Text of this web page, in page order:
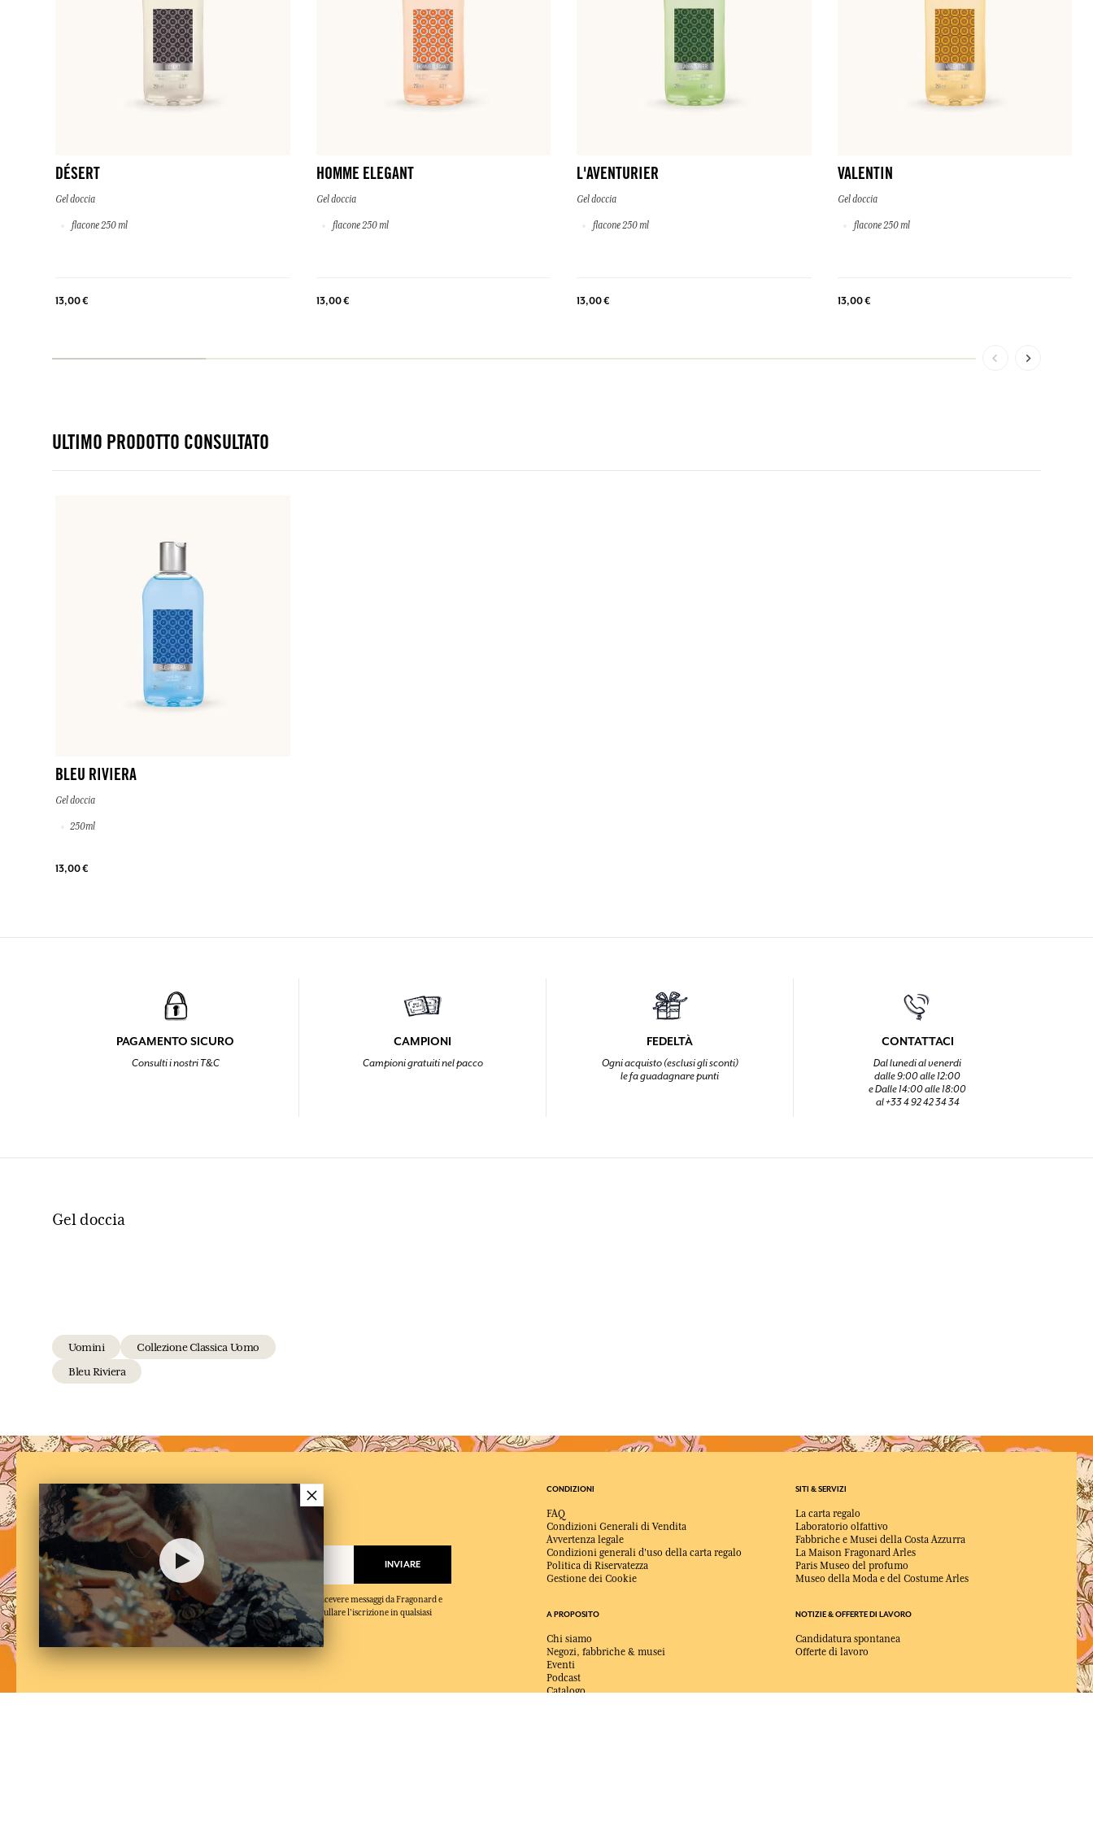
DÉSERT
Gel doccia
flacone 250 ml
13,00 €
HOMME ELEGANT
Gel doccia
flacone 250 ml
13,00 €
L'AVENTURIER
Gel doccia
flacone 250 ml
13,00 €
VALENTIN
Gel doccia
flacone 250 ml
13,00 €
ULTIMO PRODOTTO CONSULTATO
BLEU RIVIERA
Gel doccia
250ml
13,00 €
PAGAMENTO SICURO
Consulti i nostri T&C
CAMPIONI
Campioni gratuiti nel pacco
FEDELTÀ
Ogni acquisto (esclusi gli sconti)
le fa guadagnare punti
CONTATTACI
Dal lunedi al venerdi
dalle 9:00 alle 12:00
e Dalle 14:00 alle 18:00
al +33 4 92 42 34 34
Gel doccia
Uomini
Collezione Classica Uomo
Bleu Riviera
Newsletter
Iscriversi alla newsletter
INVIARE
Quando inserisce il suo indirizzo e-mail e clicca su 'Iscriversi', accetta di ricevere messaggi da Fragonard e
conferma di aver letto e accettato la nostra politica sulla privacy. Puo annullare l'iscrizione in qualsiasi
momento.
CONDIZIONI
FAQ
Condizioni Generali di Vendita
Avvertenza legale
Condizioni generali d'uso della carta regalo
Politica di Riservatezza
Gestione dei Cookie
SITI & SERVIZI
La carta regalo
Laboratorio olfattivo
Fabbriche e Musei della Costa Azzurra
La Maison Fragonard Arles
Paris Museo del profumo
Museo della Moda e del Costume Arles
A PROPOSITO
Chi siamo
Negozi, fabbriche & musei
Eventi
Podcast
Catalogo
NOTIZIE & OFFERTE DI LAVORO
Candidatura spontanea
Offerte di lavoro
×